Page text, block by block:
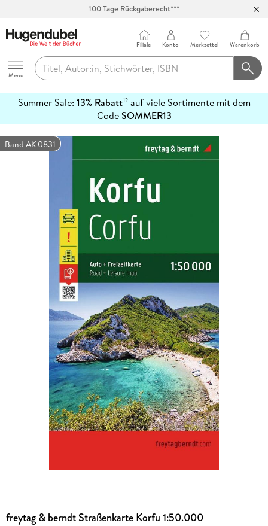
100 Tage Rückgaberecht***
Hugendubel
Menu
Filiale Konto Merkzettel Warenkorb
Summer Sale: 13% Rabatt12auf viele Sortimente mit dem
CodeSOMMER13
erfahren
Band AK 0831
freytag & berndt Straßenkarte Korfu 1:50.000